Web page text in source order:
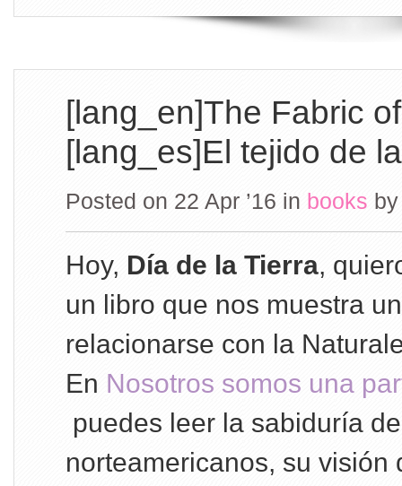
[lang_en]The Fabric
[lang_es]El tejido de
Posted on 22 Apr ’16 in books
Hoy, Día de la Tierra,
un libro que nos muestra
relacionarse con la
En Nosotros somos una
puedes leer la sabiduría
norteamericanos, su visión